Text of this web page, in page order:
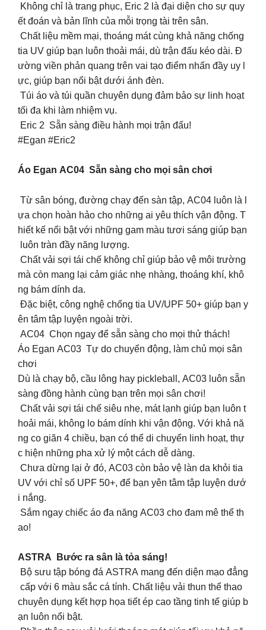
Không chỉ là trang phục, Eric 2 là đại diện cho sự quy
ết đoán và bản lĩnh của mỗi trọng tài trên sân.
Chất liệu mềm mại, thoáng mát cùng khả năng chống
tia UV giúp bạn luôn thoải mái, dù trận đấu kéo dài. Đ
ường viền phản quang trên vai tạo điểm nhấn đầy uy l
ực, giúp bạn nổi bật dưới ánh đèn.
Túi áo và túi quần chuyên dụng đảm bảo sự linh hoạt
tối đa khi làm nhiệm vụ.
Eric 2 Sẵn sàng điều hành mọi trận đấu!
#Egan #Eric2
Áo Egan AC04 Sẵn sàng cho mọi sân chơi
Từ sân bóng, đường chạy đến sàn tập, AC04 luôn là l
ựa chọn hoàn hảo cho những ai yêu thích vận động. T
hiết kế nổi bật với những gam màu tươi sáng giúp bạn
luôn tràn đầy năng lượng.
Chất vải sợi tái chế không chỉ giúp bảo vệ môi trường
mà còn mang lại cảm giác nhẹ nhàng, thoáng khí, khô
ng bám dính da.
Đặc biệt, công nghệ chống tia UV/UPF 50+ giúp bạn y
ên tâm tập luyện ngoài trời.
AC04 Chọn ngay để sẵn sàng cho mọi thử thách!
Áo Egan AC03 Tự do chuyển động, làm chủ mọi sân
chơi
Dù là chạy bộ, cầu lông hay pickleball, AC03 luôn sẵn
sàng đồng hành cùng bạn trên mọi sân chơi!
Chất vải sợi tái chế siêu nhẹ, mát lạnh giúp bạn luôn t
hoải mái, không lo bám dính khi vận động. Với khả nă
ng co giãn 4 chiều, bạn có thể di chuyển linh hoạt, thự
c hiện những pha xử lý một cách dễ dàng.
Chưa dừng lại ở đó, AC03 còn bảo vệ làn da khỏi tia
UV với chỉ số UPF 50+, để bạn yên tâm tập luyện dướ
i nắng.
Sắm ngay chiếc áo đa năng AC03 cho đam mê thể th
ao!
ASTRA Bước ra sân là tỏa sáng!
Bộ sưu tập bóng đá ASTRA mang đến diện mạo đẳng
cấp với 6 màu sắc cá tính. Chất liệu vải thun thể thao
chuyên dụng kết hợp họa tiết ép cao tầng tinh tế giúp b
ạn luôn nổi bật.